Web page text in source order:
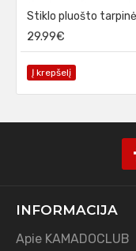
29.99€
Į krepšelį
INFORMACIJA
Apie KAMADOCLUB